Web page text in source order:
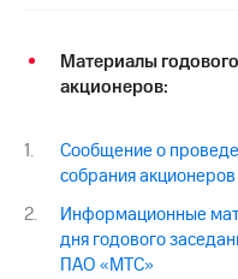
Контакты
развитие
На главную
Материалы
акционеров:
Сообщение о
собрания
Информационные
дня годового
ПАО «МТС»